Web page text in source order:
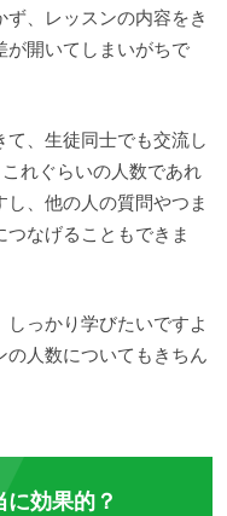
、レッスンの内容をき
が開いてしまいがちで
、生徒同士でも交流し
れぐらいの人数であれ
、他の人の質問やつま
なげることもできま
っかり学びたいですよ
人数についてもきちん
効果的？